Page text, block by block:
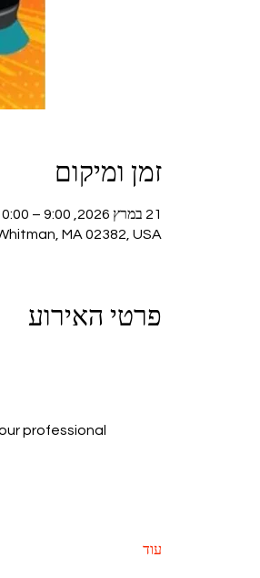
זמן ומיקום
21 במרץ 2026, 9:00 – 10:00
MA 02382, USA
פרטי האירוע
professional
עוד